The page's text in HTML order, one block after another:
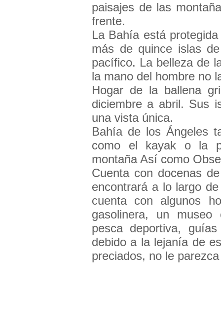
paisajes de las
frente.
La Bahía está
más de quince islas
pacífico. La belleza de
la mano del hombre no
Hogar de la ballena
diciembre a abril. Sus
una vista única.
Bahía de los Ángeles
como el kayak o la
montaña Así como
Cuenta con docenas
encontrará a lo largo
cuenta con algunos
gasolinera, un museo
pesca deportiva,
debido a la lejanía de
preciados, no le